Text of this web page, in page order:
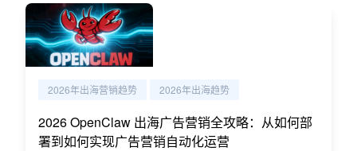
2026年出海营销趋势 2026年出海趋势
2026 OpenClaw 出海广告营销全攻略：从如何部
署到如何实现广告营销自动化运营